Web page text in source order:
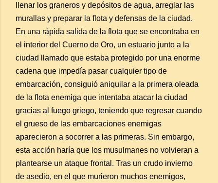
llenar los graneros y depósitos de agua, arreglar las
murallas y preparar la flota y defensas de la ciudad.
En una rápida salida de la flota que se encontraba en
el interior del Cuerno de Oro, un estuario junto a la
ciudad llamado que estaba protegido por una enorme
cadena que impedía pasar cualquier tipo de
embarcación, consiguió aniquilar a la primera oleada
de la flota enemiga que intentaba atacar la ciudad
gracias al fuego griego, teniendo que regresar cuando
el grueso de las embarcaciones enemigas
aparecieron a socorrer a las primeras. Sin embargo,
esta acción haría que los musulmanes no volvieran a
plantearse un ataque frontal. Tras un crudo invierno
de asedio, en el que murieron muchos enemigos,